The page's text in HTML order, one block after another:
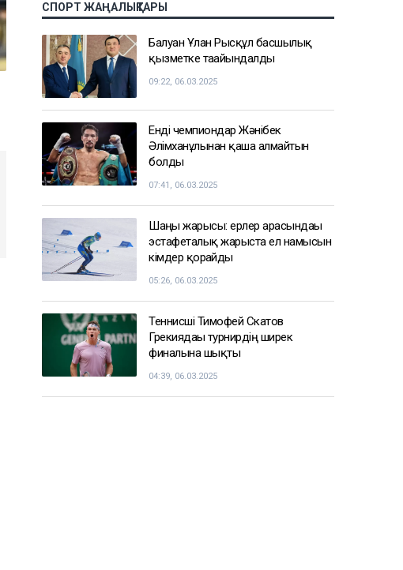
СПОРТ ЖАҢАЛЫҚТАРЫ
Балуан Ұлан Рысқұл басшылық
қызметке тағайындалды
09:22, 06.03.2025
Енді чемпиондар Жәнібек
Әлімханұлынан қаша алмайтын
болды
07:41, 06.03.2025
Шаңғы жарысы: ерлер арасындағы
эстафеталық жарыста ел намысын
кімдер қорғайды
05:26, 06.03.2025
Теннисші Тимофей Скатов
Грекиядағы турнирдің ширек
финалына шықты
04:39, 06.03.2025